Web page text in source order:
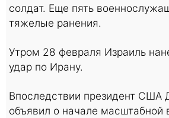
солдат. Еще пять
тяжелые ранения.
Утром 28 февраля Израиль
удар по Ирану.
Впоследствии президент США
объявил о начале масштабной